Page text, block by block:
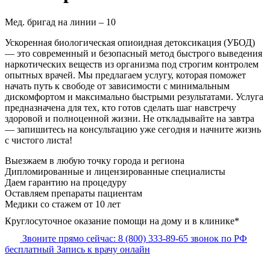
Мед. бригад на линии – 10
Ускоренная биологическая опиоидная детоксикация (УБОД)
— это современный и безопасный метод быстрого выведения
наркотических веществ из организма под строгим контролем
опытных врачей. Мы предлагаем услугу, которая поможет
начать путь к свободе от зависимости с минимальным
дискомфортом и максимально быстрыми результатами. Услуга
предназначена для тех, кто готов сделать шаг навстречу
здоровой и полноценной жизни. Не откладывайте на завтра
— запишитесь на консультацию уже сегодня и начните жизнь
с чистого листа!
Выезжаем в любую точку города и региона
Дипломированные и лицензированные специалисты
Даем гарантию на процедуру
Оставляем препараты пациентам
Медики со стажем от 10 лет
Круглосуточное оказание помощи на дому и в клинике*
Звоните прямо сейчас: 8 (800) 333-89-65 звонок по РФ
бесплатный Запись к врачу онлайн